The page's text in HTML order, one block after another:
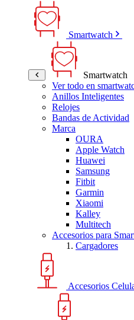
Smartwatch
Smartwatch
Ver todo en
Anillos Inteligentes
Relojes
Bandas de Actividad
Marca
OURA
Apple Watch
Huawei
Samsung
Fitbit
Garmin
Xiaomi
Kalley
Multitech
Accesorios para
Cargadores
Accesorios